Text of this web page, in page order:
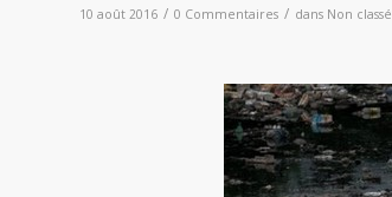
10 août 2016 / 0 Commentaires / dans Non classé